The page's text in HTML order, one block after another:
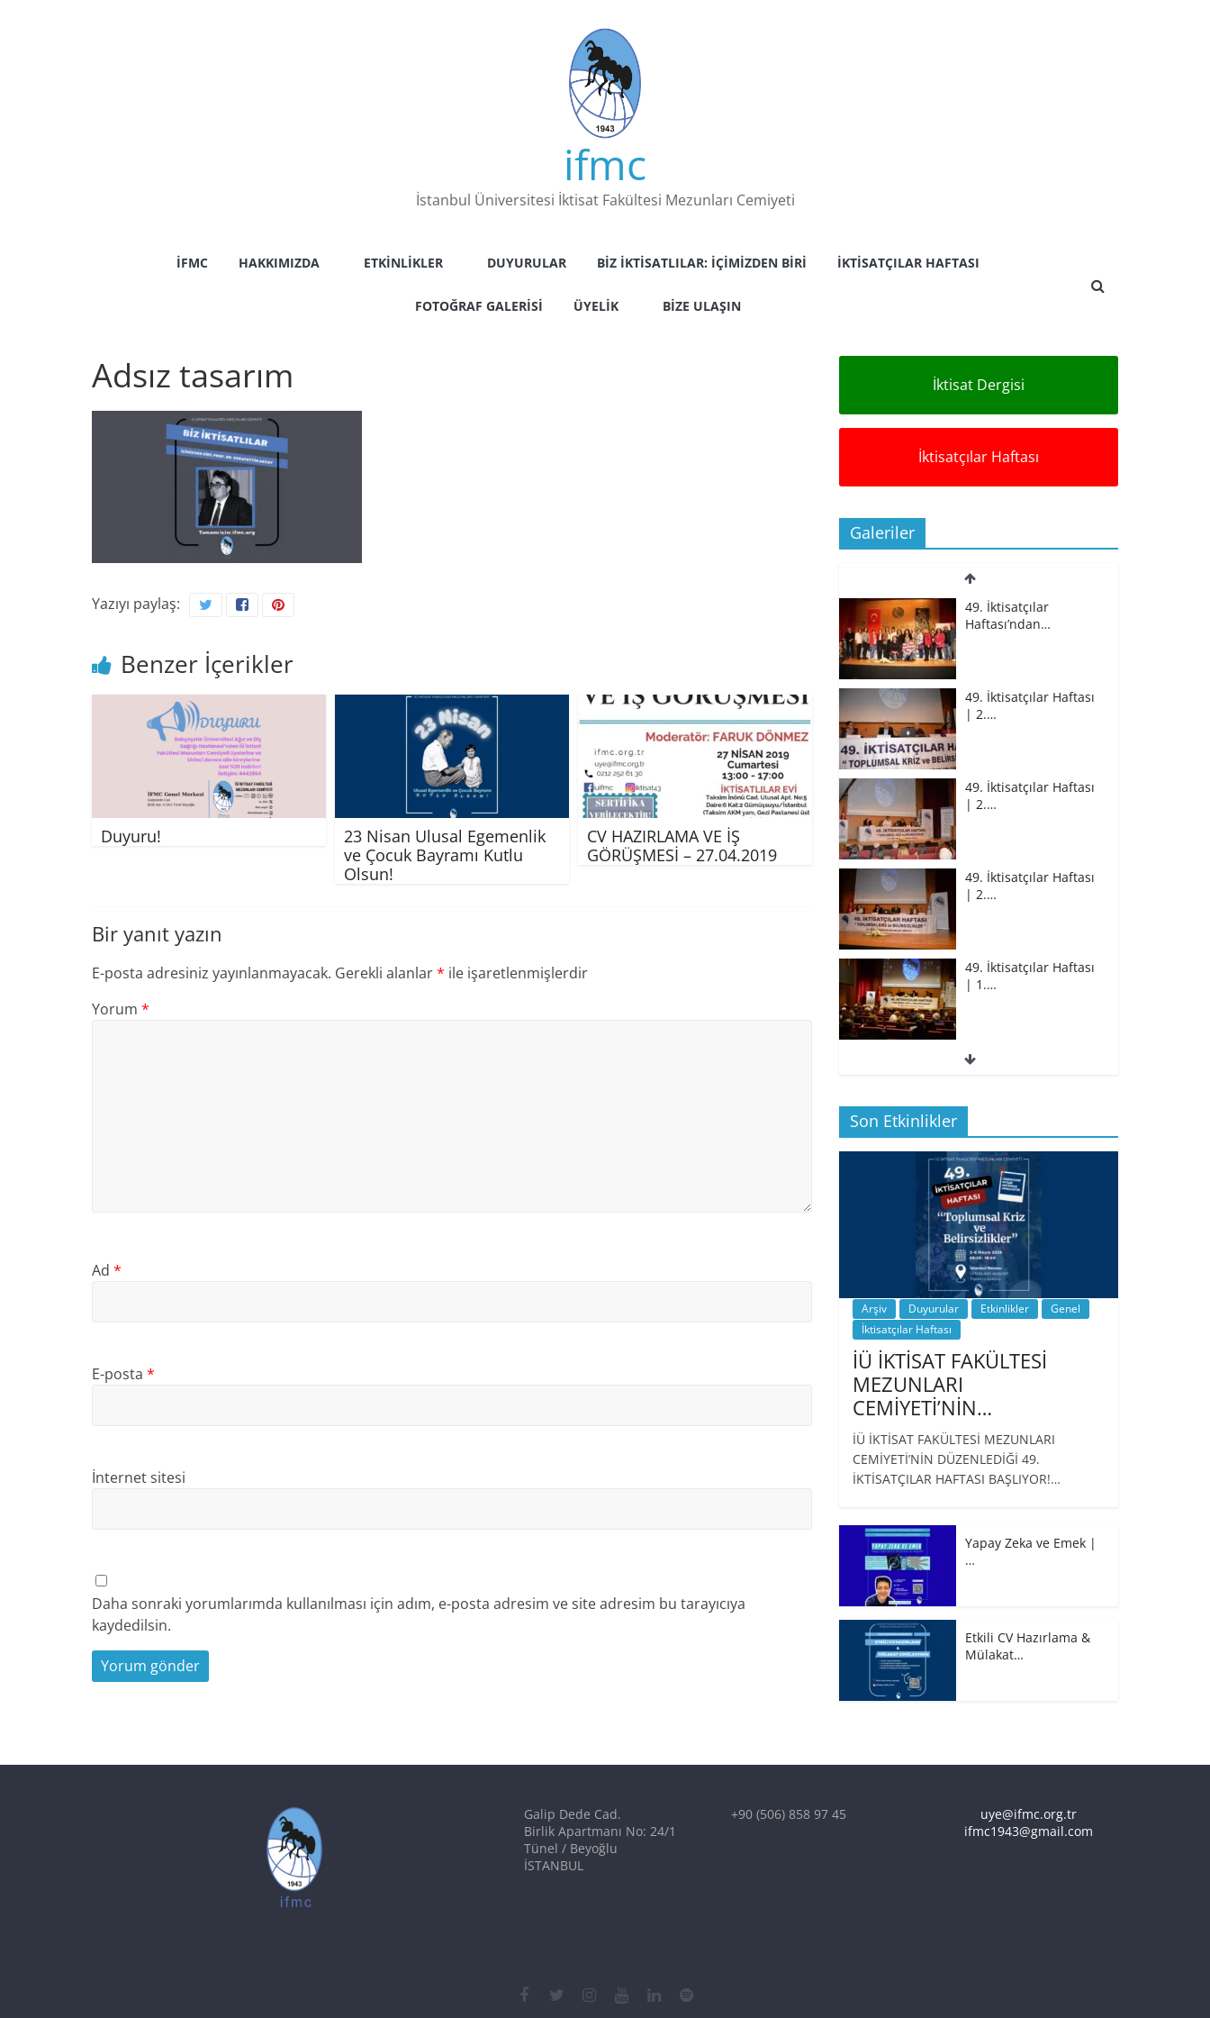
ifmc
İstanbul Üniversitesi İktisat Fakültesi Mezunları Cemiyeti
İFMC HAKKIMIZDA ETKINLIKLER DUYURULAR BIZ İKTISATLILAR: İÇIMIZDEN BIRI İKTISATÇILAR HAFTASI
FOTOĞRAF GALERISI ÜYELIK BIZE ULAŞIN
Adsız tasarım
Yazıyı paylaş:
Benzer İçerikler
Duyuru!
23 Nisan Ulusal Egemenlik
ve Çocuk Bayramı Kutlu
Olsun!
CV HAZIRLAMA VE İŞ
GÖRÜŞMESİ – 27.04.2019
Bir yanıt yazın
E-posta adresiniz yayınlanmayacak. Gerekli alanlar* ile işaretlenmişlerdir
Yorum *
Ad *
E-posta *
İnternet sitesi
Daha sonraki yorumlarımda kullanılması için adım, e-posta adresim ve site adresim bu tarayıcıya
kaydedilsin.
İktisat Dergisi
İktisatçılar Haftası
Galeriler
49. İktisatçılar
Haftası’ndan…
49. İktisatçılar Haftası
| 2.…
49. İktisatçılar Haftası
| 2.…
49. İktisatçılar Haftası
| 2.…
49. İktisatçılar Haftası
| 1.…
49. İktisatçılar Haftası
BİZ İKTİSATLILAR:
İÇİMİZDEN BİRİ PROF.…
Son Etkinlikler
Arşiv Duyurular Etkinlikler
Genel
İktisatçılar Haftası
İÜ İKTİSAT FAKÜLTESİ
MEZUNLARI
CEMİYETİ’NİN…
İÜ İKTİSAT FAKÜLTESİ MEZUNLARI
CEMİYETİ’NİN DÜZENLEDİĞİ 49.
İKTİSATÇILAR HAFTASI BAŞLIYOR!…
Yapay Zeka ve Emek |
…
Etkili CV Hazırlama &
Mülakat…
Galip Dede Cad.
Birlik Apartmanı No: 24/1
Tünel / Beyoğlu
İSTANBUL
+90 (506) 858 97 45
uye@ifmc.org.tr
ifmc1943@gmail.com